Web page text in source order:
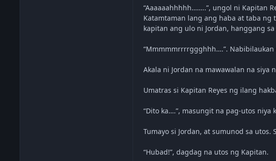
“Aaaaaahhhhh……..”, ungol ni Kapitan
Katamtaman lang ang haba at taba
kapitan ang ulo ni Jordan, hanggang
“Mmmmmrrrrggghhh….”. Nabibilaukan
Akala ni Jordan na mawawalan na
Umatras si Kapitan Reyes ng ilang
“Dito ka….”, masungit na pag-utos niya
Tumayo si Jordan, at sumunod sa
“Hubad!”, dagdag na utos ng Kapitan.